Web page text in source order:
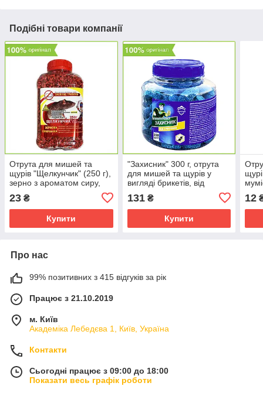
Подібні товари компанії
Отрута для мишей та
щурів "Щелкунчик" (250 г),
зерно з ароматом сиру,
Україна
23 ₴
Купити
"Захисник" 300 г, отрута
для мишей та щурів у
вигляді брикетів, від
131₴
Купити
12
Про нас
99% позитивних з 415 відгуків за рік
Працює з 21.10.2019
м. Київ
Академіка Лебедєва 1, Київ, Україна
Контакти
Сьогодні працює з 09:00 до 18:00
Показати весь графік роботи